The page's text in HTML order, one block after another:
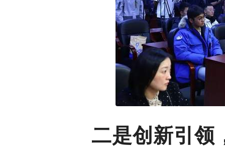
二是创新引领